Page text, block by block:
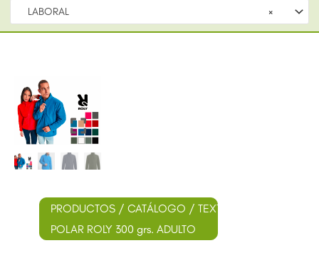
×
LABORAL
PRODUCTOS / CATÁLOGO / TEXTIL
POLAR ROLY 300 grs. ADULTO